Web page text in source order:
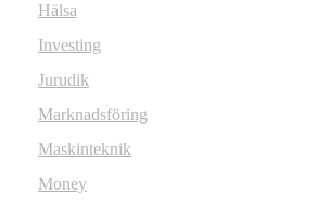
Hälsa
Investing
Jurudik
Marknadsföring
Maskinteknik
Money